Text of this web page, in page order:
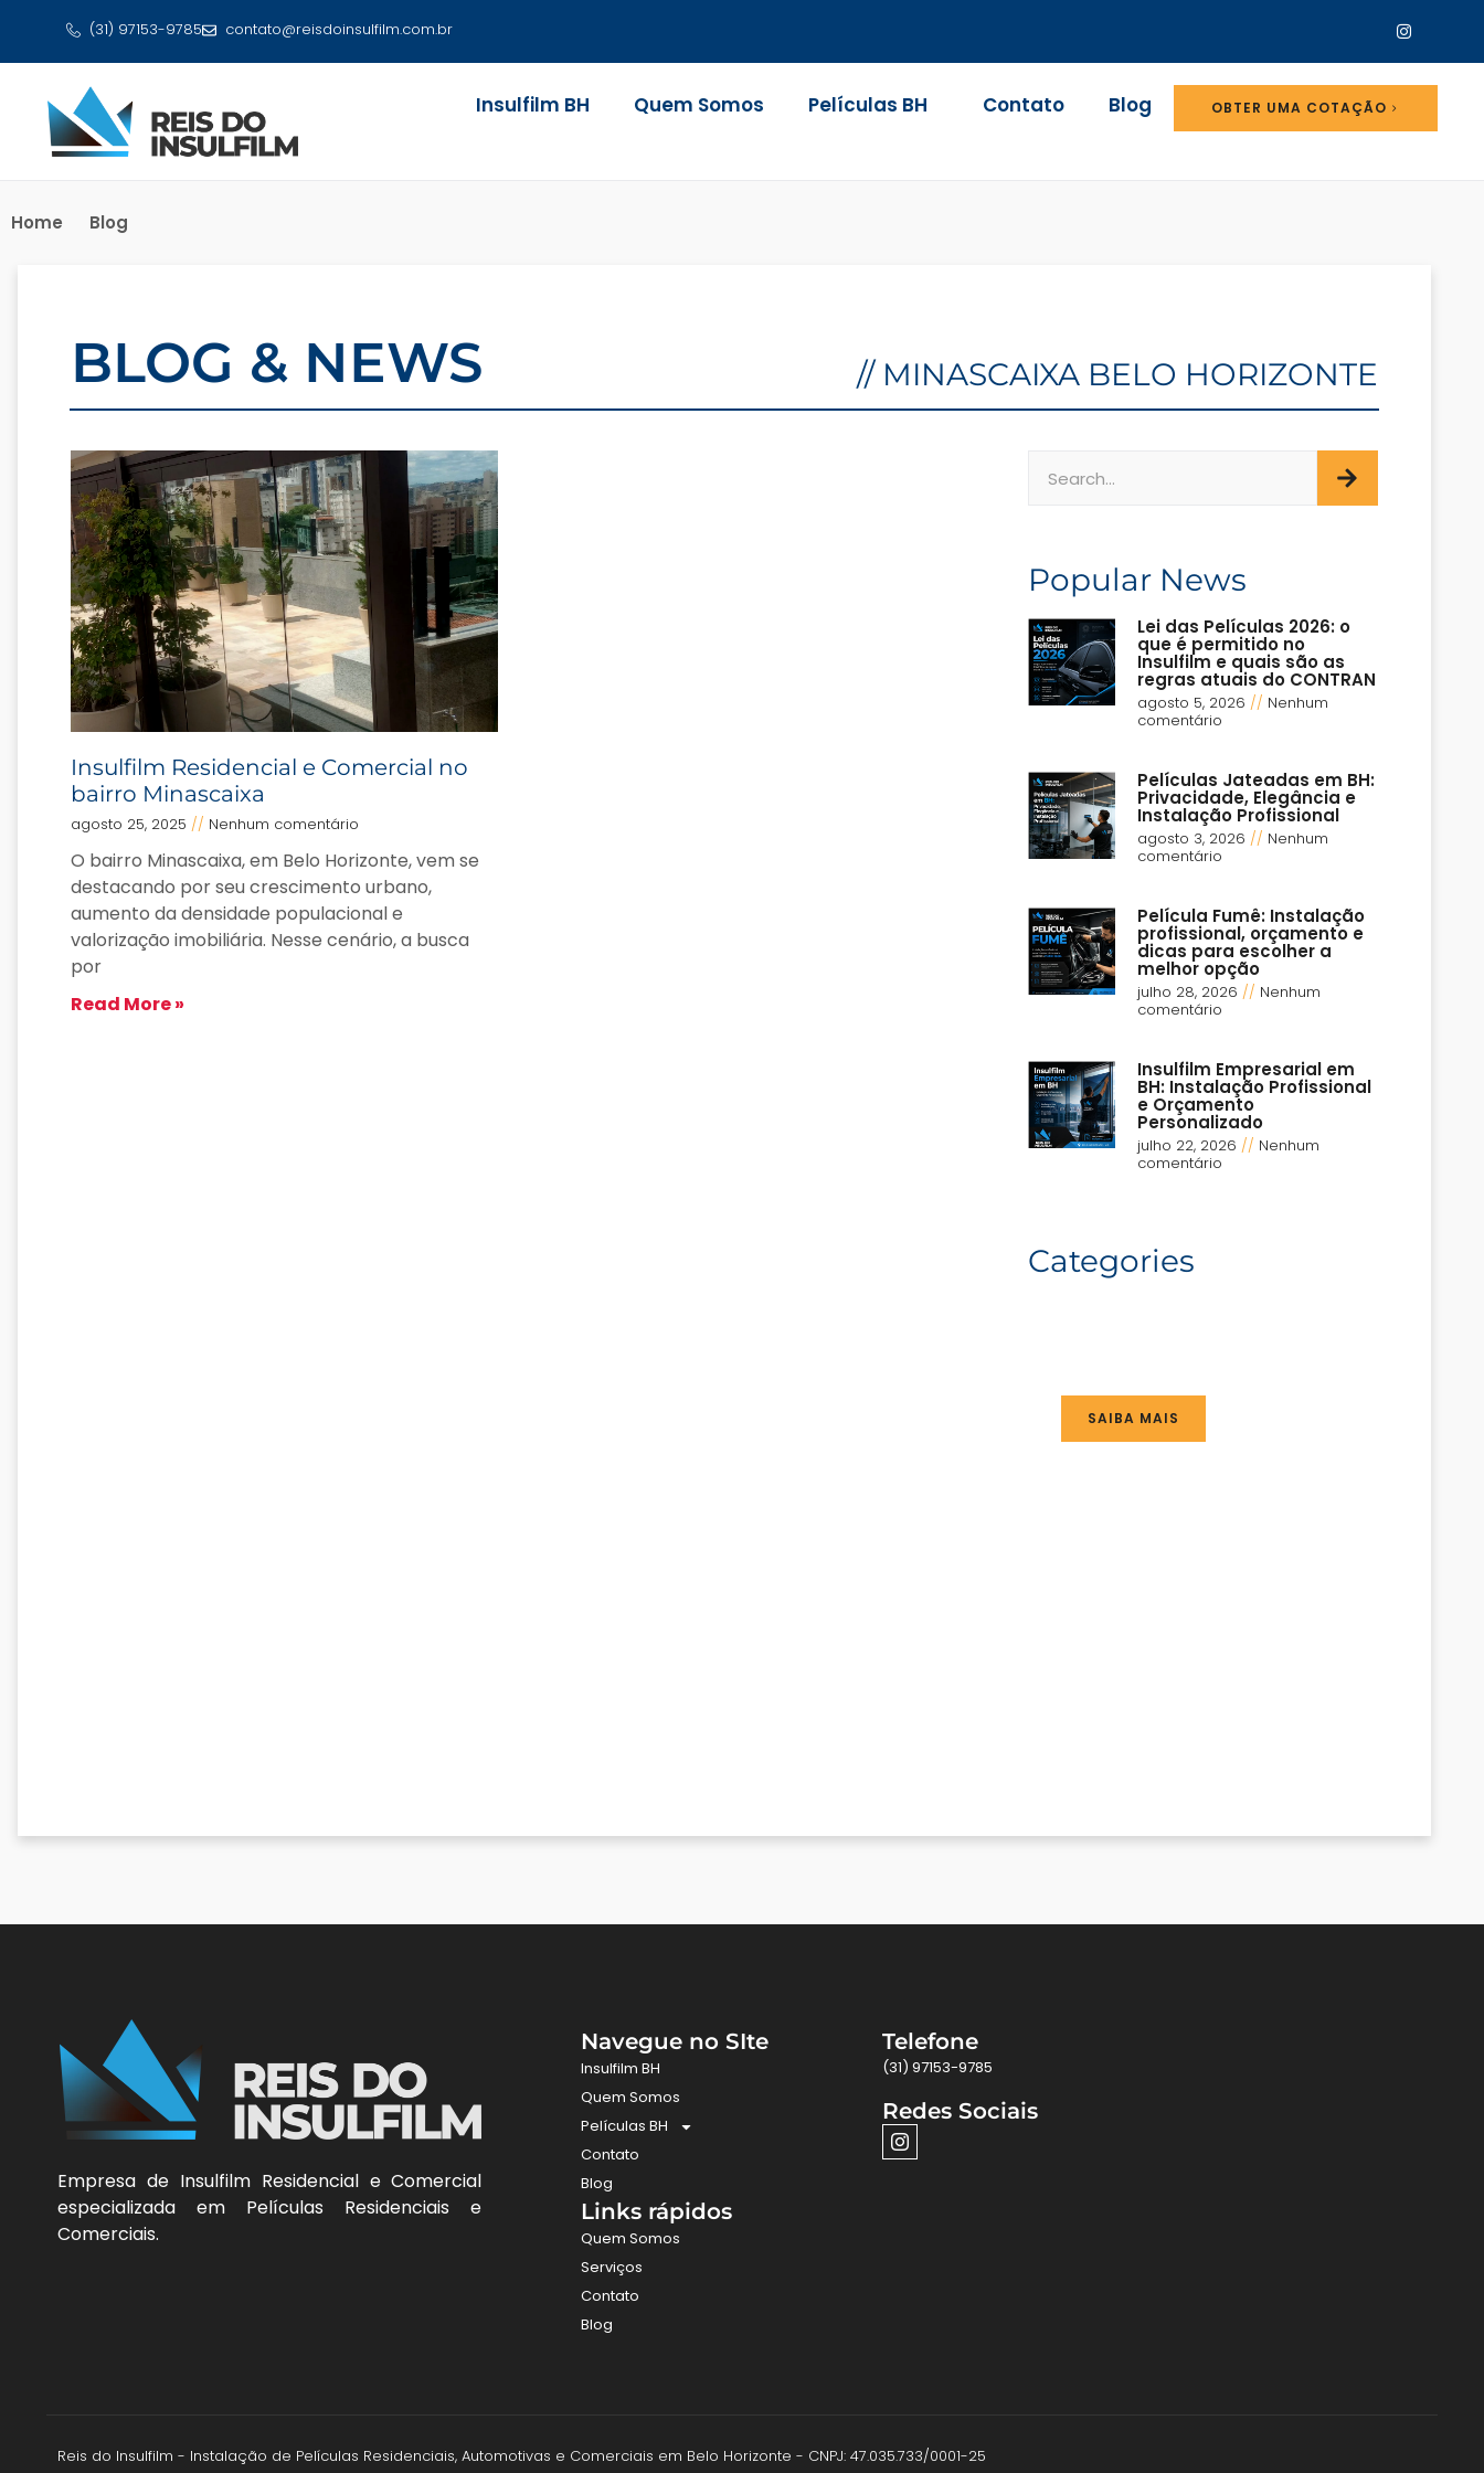
(31) 97153-9785 contato@reisdoinsulfilm.com.br
Insulfilm BH Quem Somos Películas BH Contato Blog OBTER UMA COTAÇÃO
Home Blog
BLOG & NEWS // MINASCAIXA BELO HORIZONTE
Insulfilm Residencial e Comercial no
bairro Minascaixa
agosto 25, 2025 Nenhum comentário
O bairro Minascaixa, em Belo Horizonte, vem se
destacando por seu crescimento urbano,
aumento da densidade populacional e
valorização imobiliária. Nesse cenário, a busca
por
Read More »
Popular News
Lei das Películas 2026: o
que é permitido no
Insulfilm e quais são as
regras atuais do CONTRAN
agosto 5, 2026
Nenhum
comentário
Películas Jateadas em BH:
Privacidade, Elegância e
Instalação Profissional
agosto 3, 2026
Nenhum
comentário
Película Fumê: Instalação
profissional, orçamento e
dicas para escolher a
melhor opção
julho 28, 2026
Nenhum
comentário
Insulfilm Empresarial em
BH: Instalação Profissional
e Orçamento
Personalizado
julho 22, 2026
Nenhum
comentário
Categories
SAIBA MAIS
Empresa de Insulfilm Residencial e Comercial
especializada em Películas Residenciais e
Comerciais.
Navegue no SIte
Insulfilm BH
Quem Somos
Películas BH
Contato
Blog
Links rápidos
Quem Somos
Serviços
Contato
Blog
Telefone
(31) 97153-9785
Redes Sociais
Reis do Insulfilm - Instalação de Películas Residenciais, Automotivas e Comerciais em Belo Horizonte - CNPJ: 47.035.733/0001-25